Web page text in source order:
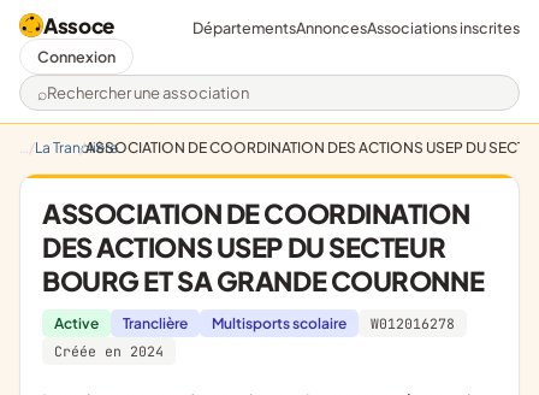
Assoce
Rechercher une association
DépartementsAnnoncesAssociations inscrites
Connexion
La TranclièreASSOCIATION DE COORDINATION DES ACTIONS USEP DU
ASSOCIATION DE COORDINATION
DES ACTIONS USEP DU SECTEUR
BOURG ET SA GRANDE COURONNE
Active Tranclière Multisports scolaire
W012016278
Créée en 2024